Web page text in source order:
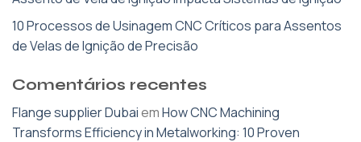
10 Processos de Usinagem CNC Críticos para Assentos
de Velas de Ignição de Precisão
Comentários recentes
Flange supplier DubaiemHow CNC Machining
Transforms Efficiency in Metalworking: 10 Proven